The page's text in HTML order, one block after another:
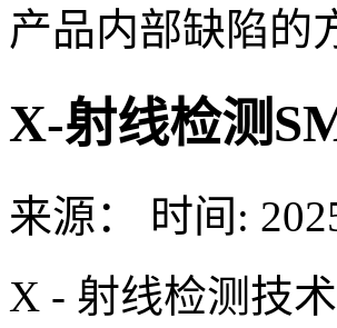
产品内部缺陷的
X-射线检测
来源：
时间:
X - 射线检测技